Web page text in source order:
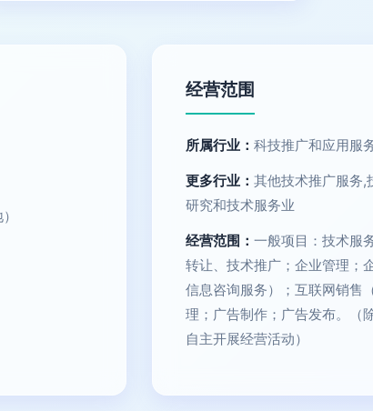
经营范围
所属行业： 科技推广和应用服
更多行业： 其他技术推广服务,
研究和技术服务业
经营范围： 一般项目：技术服
转让、技术推广；企业管理；
信息咨询服务）；互联网销售
理；广告制作；广告发布。（
自主开展经营活动）